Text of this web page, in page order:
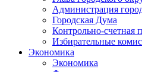
Администрация
Городская Дума
Контрольно-счетная
Избирательные
Экономика
Экономика